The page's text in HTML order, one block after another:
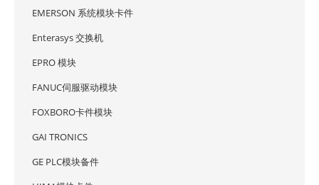
EMERSON 系统模块卡件
Enterasys 交换机
EPRO 模块
FANUC伺服驱动模块
FOXBORO卡件模块
GAI TRONICS
GE PLC模块备件